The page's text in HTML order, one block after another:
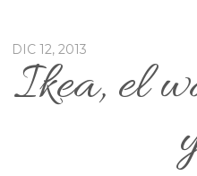
DIC 12, 2013
Ikea, el